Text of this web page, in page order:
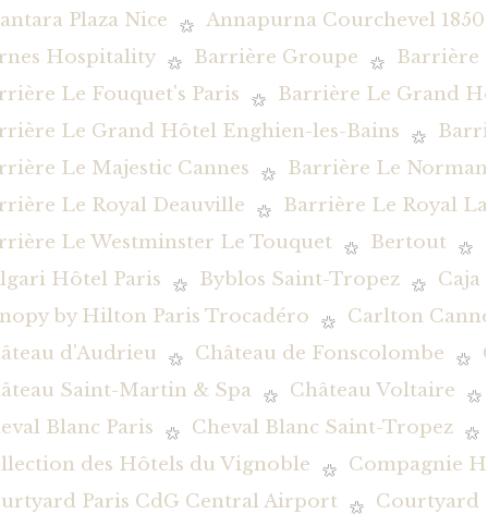
Plaza Nice
Annapurna Courchevel 1850
Hospitality
Barrière Groupe
Barrière
Le Fouquet's Paris
Barrière Le Grand
Le Grand Hôtel Enghien-les-Bains
Le Majestic Cannes
Barrière Le
Le Royal Deauville
Barrière Le Royal
Le Westminster Le Touquet
Bertout
Hôtel Paris
Byblos Saint-Tropez
by Hilton Paris Trocadéro
Carlton
d'Audrieu
Château de Fonscolombe
Saint-Martin & Spa
Château Voltaire
Blanc Paris
Cheval Blanc Saint-Tropez
des Hôtels du Vignoble
Compagnie
Paris CdG Central Airport
Courtyard